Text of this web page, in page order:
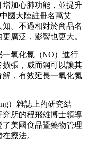
加心肺功能，並提升
國大陸註冊名萬艾
。不過相對於商品名
廣泛，影響也更大。
一氧化氮（NO）進行
張，威而鋼可以讓其
，有效延長一氧化氮
）雜誌上的研究結
所的程飛雄博士領導
美國食品暨藥物管理
療法。